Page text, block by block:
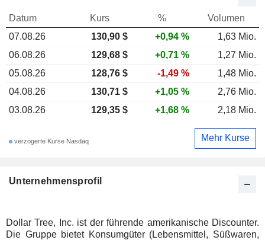
Unternehmensprofil
Dollar Tree, Inc. ist der führende amerikanische Discounter.
Die Gruppe bietet Konsumgüter (Lebensmittel, Süßwaren,
Datum Kurs %
Volumen
07.08.26
130,90 $ +0,94 %
1,63 Mio.
06.08.26
129,68 $ +0,71 %
1,27 Mio.
05.08.26
128,76 $ -1,49 %
1,48 Mio.
04.08.26
130,71 $ +1,05 %
2,76 Mio.
03.08.26
129,35 $ +1,68 % 2,18 Mio.
verzögerte Kurse Nasdaq Mehr Kurse